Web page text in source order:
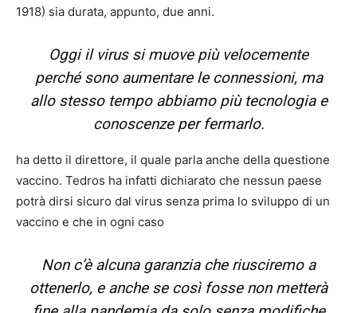
1918) sia durata, appunto, due anni.
Oggi il virus si muove più velocemente
perché sono aumentare le connessioni, ma
allo stesso tempo abbiamo più tecnologia e
conoscenze per fermarlo.
ha detto il direttore, il quale parla anche della questione
vaccino. Tedros ha infatti dichiarato che nessun paese
potrà dirsi sicuro dal virus senza prima lo sviluppo di un
vaccino e che in ogni caso
Non c’è alcuna garanzia che riusciremo a
ottenerlo, e anche se così fosse non metterà